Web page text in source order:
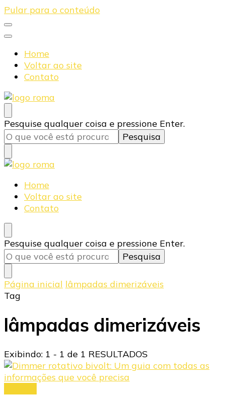
Pular para o conteúdo
Home
Voltar ao site
Contato
Blog Roma Eletrônica
Líder em Desenvolvimento de Produtos Eletrônicos
Procurando
algo?
Pesquise qualquer coisa e pressione Enter.
Blog Roma Eletrônica
Líder em Desenvolvimento de Produtos Eletrônicos
Home
Voltar ao site
Contato
Procurando
algo?
Pesquise qualquer coisa e pressione Enter.
Página inicial lâmpadas dimerizáveis
Tag
lâmpadas dimerizáveis
Exibindo: 1 - 1 de 1 RESULTADOS